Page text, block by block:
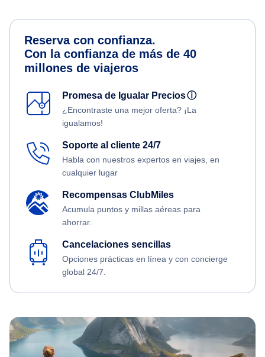
Reserva con confianza.
Con la confianza de más de 40
millones de viajeros
Promesa de Igualar Preciosⓘ
¿Encontraste una mejor oferta? ¡La
igualamos!
Soporte al cliente 24/7
Habla con nuestros expertos en viajes, en
cualquier lugar
Recompensas ClubMiles
Acumula puntos y millas aéreas para
ahorrar.
Cancelaciones sencillas
Opciones prácticas en línea y con concierge
global 24/7.